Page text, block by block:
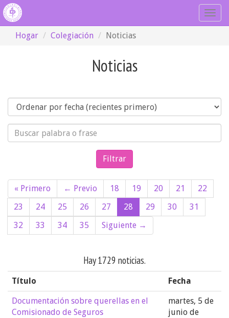
Hogar
Colegiación Noticias
Noticias
Orden
« Primero ← Previo 18 19 20 21
22
23
24 25 26 27 28 29 30
31
32
33 34 35 Siguiente →
Hay 1729 noticias.
Título Fecha
Documentación sobre querellas en el
Comisionado de Seguros
martes, 5 de
junio de